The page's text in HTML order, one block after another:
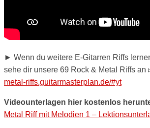
► Wenn du weitere E-Gitarren Riffs
sehe dir unsere 69 Rock & Metal Riffs an
metal-riffs.guitarmasterplan.de/#yt
Videounterlagen hier kostenlos
Metal Riff mit Melodien 1 –